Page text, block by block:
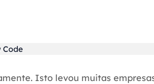
Isto levou muitas